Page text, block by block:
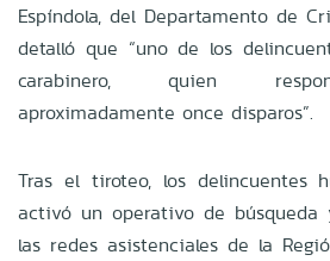
Espíndola, del Departamento de
detalló que “uno de los
carabinero, quien
aproximadamente once disparos”.
Tras el tiroteo, los delincuentes
activó un operativo de
las redes asistenciales de la